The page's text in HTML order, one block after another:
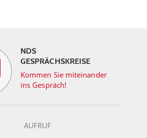
NDS
GESPRÄCHSKREISE
Kommen Sie miteinander
ins Gespräch!
AUFRUF